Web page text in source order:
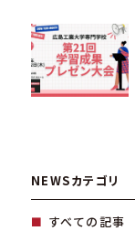
NEWSカテゴリ
すべての記事